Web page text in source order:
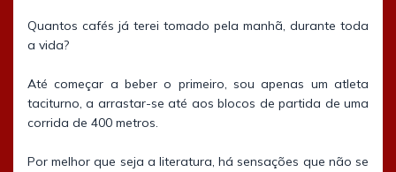
Quantos cafés já terei tomado pela manhã, durante toda
a vida?
Até começar a beber o primeiro, sou apenas um atleta
taciturno, a arrastar-se até aos blocos de partida de uma
corrida de 400 metros.
Por melhor que seja a literatura, há sensações que não se